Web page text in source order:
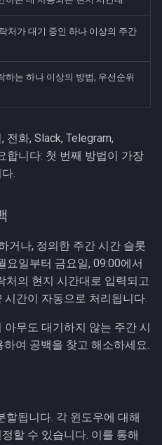
처가 대기 중인 하나 이상의 주간
하는 하나 이상의 방법, 우선순위
화, Slack, Telegram,
합니다: 첫 번째 방법이 가장
.
거나, 정의한 주간 시간 슬롯
요일부터 금요일, 09:00에서
처의 현지 시간대로 입력되고
시간이 자동으로 처리됩니다.
아무도 대기하지 않는 주간 시
여 공백을 찾고 해소하세요.
할됩니다. 각 윈도우에 대해
할 수 있습니다. 이를 통해